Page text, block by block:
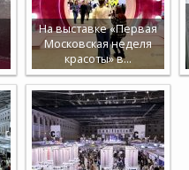
На выставке «Первая
Московская неделя
красоты» в…